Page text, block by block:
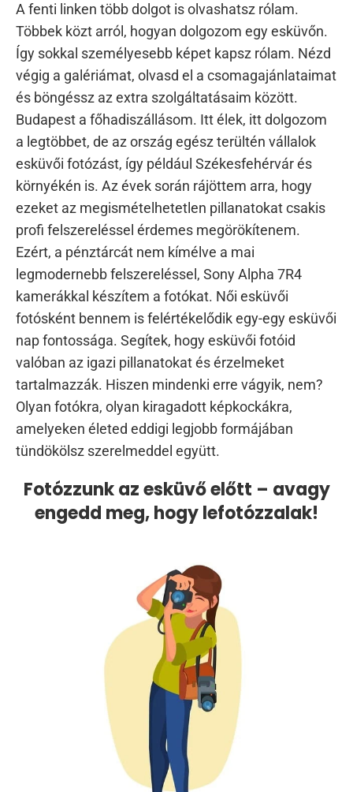
A fenti linken több dolgot is olvashatsz rólam.
Többek közt arról, hogyan dolgozom egy esküvőn.
Így sokkal személyesebb képet kapsz rólam. Nézd
végig a galériámat, olvasd el a csomagajánlataimat
és böngéssz az extra szolgáltatásaim között.
Budapest a főhadiszállásom. Itt élek, itt dolgozom
a legtöbbet, de az ország egész terültén vállalok
esküvői fotózást, így például Székesfehérvár és
környékén is. Az évek során rájöttem arra, hogy
ezeket az megismételhetetlen pillanatokat csakis
profi felszereléssel érdemes megörökítenem.
Ezért, a pénztárcát nem kímélve a mai
legmodernebb felszereléssel, Sony Alpha 7R4
kamerákkal készítem a fotókat. Női esküvői
fotósként bennem is felértékelődik egy-egy esküvői
nap fontossága. Segítek, hogy esküvői fotóid
valóban az igazi pillanatokat és érzelmeket
tartalmazzák. Hiszen mindenki erre vágyik, nem?
Olyan fotókra, olyan kiragadott képkockákra,
amelyeken életed eddigi legjobb formájában
tündökölsz szerelmeddel együtt.
Fotózzunk az esküvő előtt – avagy
engedd meg, hogy lefotózzalak!